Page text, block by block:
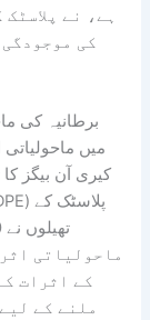
ہے، نے
کی
کیری آن بیگز
ماحولیاتی
کے اثرات
ملنے کے